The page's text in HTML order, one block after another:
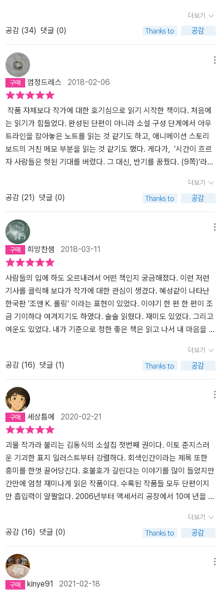
기대도 생긴다. 오유게시판에 글을 썼었다고 했다. 회색인간을 읽고
나머지 두 권의 책을 사서 읽지 않을 수 없었다는 사람들도 많다. 그럴
수 있다. 책을 읽으며 세가지 정도의 생각을 했다.노래를 잘 하는 맹인
동생을 가진 사람이 있다. 사람들에게 노래를 들려주자 모두들 환호
했다.목소리가 섬세한 동생의 노래는 눈을 감고 들어도 좋았다. 사람
들은 맹인인데 노래를 잘한다고 했다. 동생은 매일 노래를 불렀고 연
습을 했다. 사람들은 말했다. 맹인들은 안보이는 대신 노래를 잘 하는
재능같은게 생겼을지도 모른다고. 어쩌면 사람들은 질투하는건지도
모른다. 맹인치고는 잘한다고, 그걸 빼면 별거 없을 거라고..동생이 아
무리 노래를 잘해도 말이다.획기적인 상품을 들고 시장에 들어선 영
세상인이 있다. 아직은 좀 덜 세련되었지만 그의 아이디어는 놀라웠
다. 사람들이 환호했다. 대기업이 이 정보를 놓칠 리 없었다.비슷한 컨
더 나은 것을 내놓을 시간도 자본도 없는 그는 시장을 떠나야했다. 그
의 것과 닮은 상품들이 사방에 널려있지만 처음 그것을 만들어낸 그
는 거기 없다.마지막은 그가 노동자이기에 가능했던 상상력은 무엇이
었을까. 반드시 노동자이지 않아도 할 수 있는 상상. 그리고 이야기
들..그렇다면 '노동의 고독을 승화하며 써내려간..' 따위의 카피는 적
절하지 않다.노동자라는 것과 정식으로 배우지 않았다는 것을 앞세워
서는 안된다. 김동식의 상상력과 이야기는 그의 것이다. 일상과 삶을
샅샅이 살피고 그 속에 묻힌 이야기를 찾아내는 그는 이야기꾼이다.
그를 수식하는 말들이 참 얄팍하고 불성실?)하다. 작가로서의 김동식
을, 그의 독특한 상상력과 세계관을 이야기하는게 먼저다. 오디션 프
로그램에서 참가자의 사연을 늘어놓는 것과 무엇이 다른지..실력이
출중한 사람조차 사연에 묻혀 폄훼되는 일도 비일비재했는데...나머
분명한건..김동식의 이야기는 흥미롭다는 것이다. 그는 천상 이야기
꾼이다.
더보기
공감 (34) 댓글 (0)
껌정드레스 2018-02-06
작품 자체보다 작가에 대한 호기심으로 읽기 시작한 책이다. 처음에
는 읽기가 힘들었다. 완성된 단편이 아니라 소설 구성 단계에서 아우
트라인을 잡아놓은 노트를 읽는 것 같기도 하고, 애니메이션 스토리
보드의 거친 메모 부분을 읽는 것 같기도 했다. 게다가, '시간이 흐르
자 사람들은 헛된 기대를 버렸다. 그 대신, 반기를 꿈꿨다. (9쪽)'라는
닌가? 하는 생각이 들고, '가족 중 누구도 말을 꺼내지 못했다. 그들
앞에 놓인 서류가 그들 가족을 침묵하게 만들었다. 에이즈 양성 팡정.
(289쪽)' 대목에서는 식인으로 병에 걸린 것이니까 에이즈가 아니
라 '쿠루쿠루 병' 아닌가? 하는 식으로 소설의 세세한 부분에서 신경
이 긁혔다. 중간 중간 읽다가 책을 덮고 생각했다. 왜 내가 이 소설집
에 거부감을 느끼는지를. 아마,,,, 창피한 일이지만 그건 내가 얼치기
먹물로 살아온 세월이 꽤 길었기 때문이 아닐까 싶다. 또한 이런 소설
쟝르에 대한 독서력이 전무한 것도 큰 이유가 될 것이다. 그렇다. 난
이 소설집에 대해 뭐라고 논할 만한 안목이 전혀 없다. 이 점을 인정하
고 이야기 자체에만 집중하기로 생각하고 다시 책을 펼쳐 보니, 각각
의 단편들은 참으로 매력적이었다. 목에 힘 준 기교 없이 이야기 자체
의 힘을 보여준다. 괴이하고 황당한 설정이 많다는 점에서, 이야기 읽
떠오를 정도다. 아아, 이렇게 멋진 소재들을 단편으로 탕진하다니! 한
편에 살 붙이고 묘사 넣고 시공간 배경 설명 넣으면 너끈히 장편 한 권
은 될 수 있는데, 아까워라, 하는 생각이 든다. 특히 작가는 결말 직전
에서 한번, 어떤 작품에서는 두번 뒤집는 반전을 맛보는 재미를 준다.
독자의 마음을 들었다 놨다 하는 재능을 가진 작가다. 꼭 살아남아서,
우리들 중 누군가는 꼭 살아남아서 이곳의 이야기를 세상에 전해야
한다는 사명감을 가졌다.여전히 사람들은 죽어나갔고, 여전히 사람들
은 배가 고팠다. 하지만 사람들은 더 이상 회색이 아니었다.아무리 돌
가루가 날리고 묻어도, 사람들은 회색이 아니었다.- 본문 21쪽에서
인용 위의 인용 부분처럼, 암울한 현실을 우의적으로 돌려 표현하는
것 같으면서도 희망의 중요성을 말하는 부분이 많은 것도 흥미롭다.
아무리 돌가루가 날리고 묻어도, 이야기가 있는 한, 이야기의 힘을 믿
작가를 믿고, 그의 작품을 앞으로 더 읽고 더 기대해 볼 수밖에. ***
이하는 작품집과 관련 없는 개인적 생각인데, 이곳에서는 누구도 서
로를 돌봐주지 않았다. 부상을 당한 자에게 빵을 나누지 않았다. 쓰러
지면 그걸로 끝이었다.지상에서 노래를 부르던 사람이든, 그림을 그
리던 사람이든, 소설을 쓰던 사람이든, 이곳에서 예술은 필요가 없었
다.인간이란 존재가 밑바닥까지 추락했을 때, 인간들에게 있어 예술
더보기
공감 (21) 댓글 (0)
희망찬샘 2018-03-11
사람들의 입에 하도 오르내려서 어떤 책인지 궁금해졌다. 이런 저런
기사를 클릭해 보다가 작가에 대한 관심이 생겼다. 혜성같이 나타난
한국판 '조앤 K. 롤링' 이라는 표현이 있었다. 이야기 한 편 한 편이 조
금 기이하다 여겨지기도 하였다. 술술 읽혔다. 재미도 있었다. 그리고
여운도 있었다. 내가 기준으로 정한 좋은 책은 읽고 나서 내 마음을 조
이 책은 내게는 좋은 책이었다. 이제는 책을 사지 않고 도서관에서 빌
려서 읽는 길을 택한 희망찬 아빠에게이 책 읽고 싶다고 사달라고 하
니, 선뜻 사준다. 이 책 한 권을 산다면 작가의 삶에 조금의 기여가 될
까?조금 더 편안한 삶을 누리며 더 멋진 작품을 창작해 내기를 응원한
다.
더보기
공감 (16) 댓글 (1)
세상틈에 2020-02-21
괴물 작가라 불리는 김동식의 소설집 첫번째 권이다. 이토 준지스러
운 기괴한 표지 일러스트부터 강렬하다. 회색인간이라는 제목 또한
흥미를 한껏 끌어당긴다. 호불호가 갈린다는 이야기를 많이 들었지만
간만에 엄청 재미나게 읽은 작품이다. 수록된 작품들 모두 단편이지
만 흡입력이 얄짤없다. 2006년부터 액세서리 공장에서 10여 년을 근
거 아닌가. 수록된 거의 모든 작품이 흥미롭다. 설정은 비정상적이거
나 비일상적이지만 결국 다루고자 하는 것은 인간의 본성이다. 웹소
설은 처음 접했다. 웹소설의 특징인지 아니면 김동식 작가만의 스타
일인지, 소설을 읽는다기 보다 영화 시나리오 축약본을 보는 듯 하다.
당장에 영화로 제작해도 될만큼 참신하다. 참신한 아이디어로 출발하
고도 결말이 허무한 경우가 많은데 결말도 나쁘지 않다. 오히려 평균
더보기
공감 (16) 댓글 (0)
kinye91 2021-02-18